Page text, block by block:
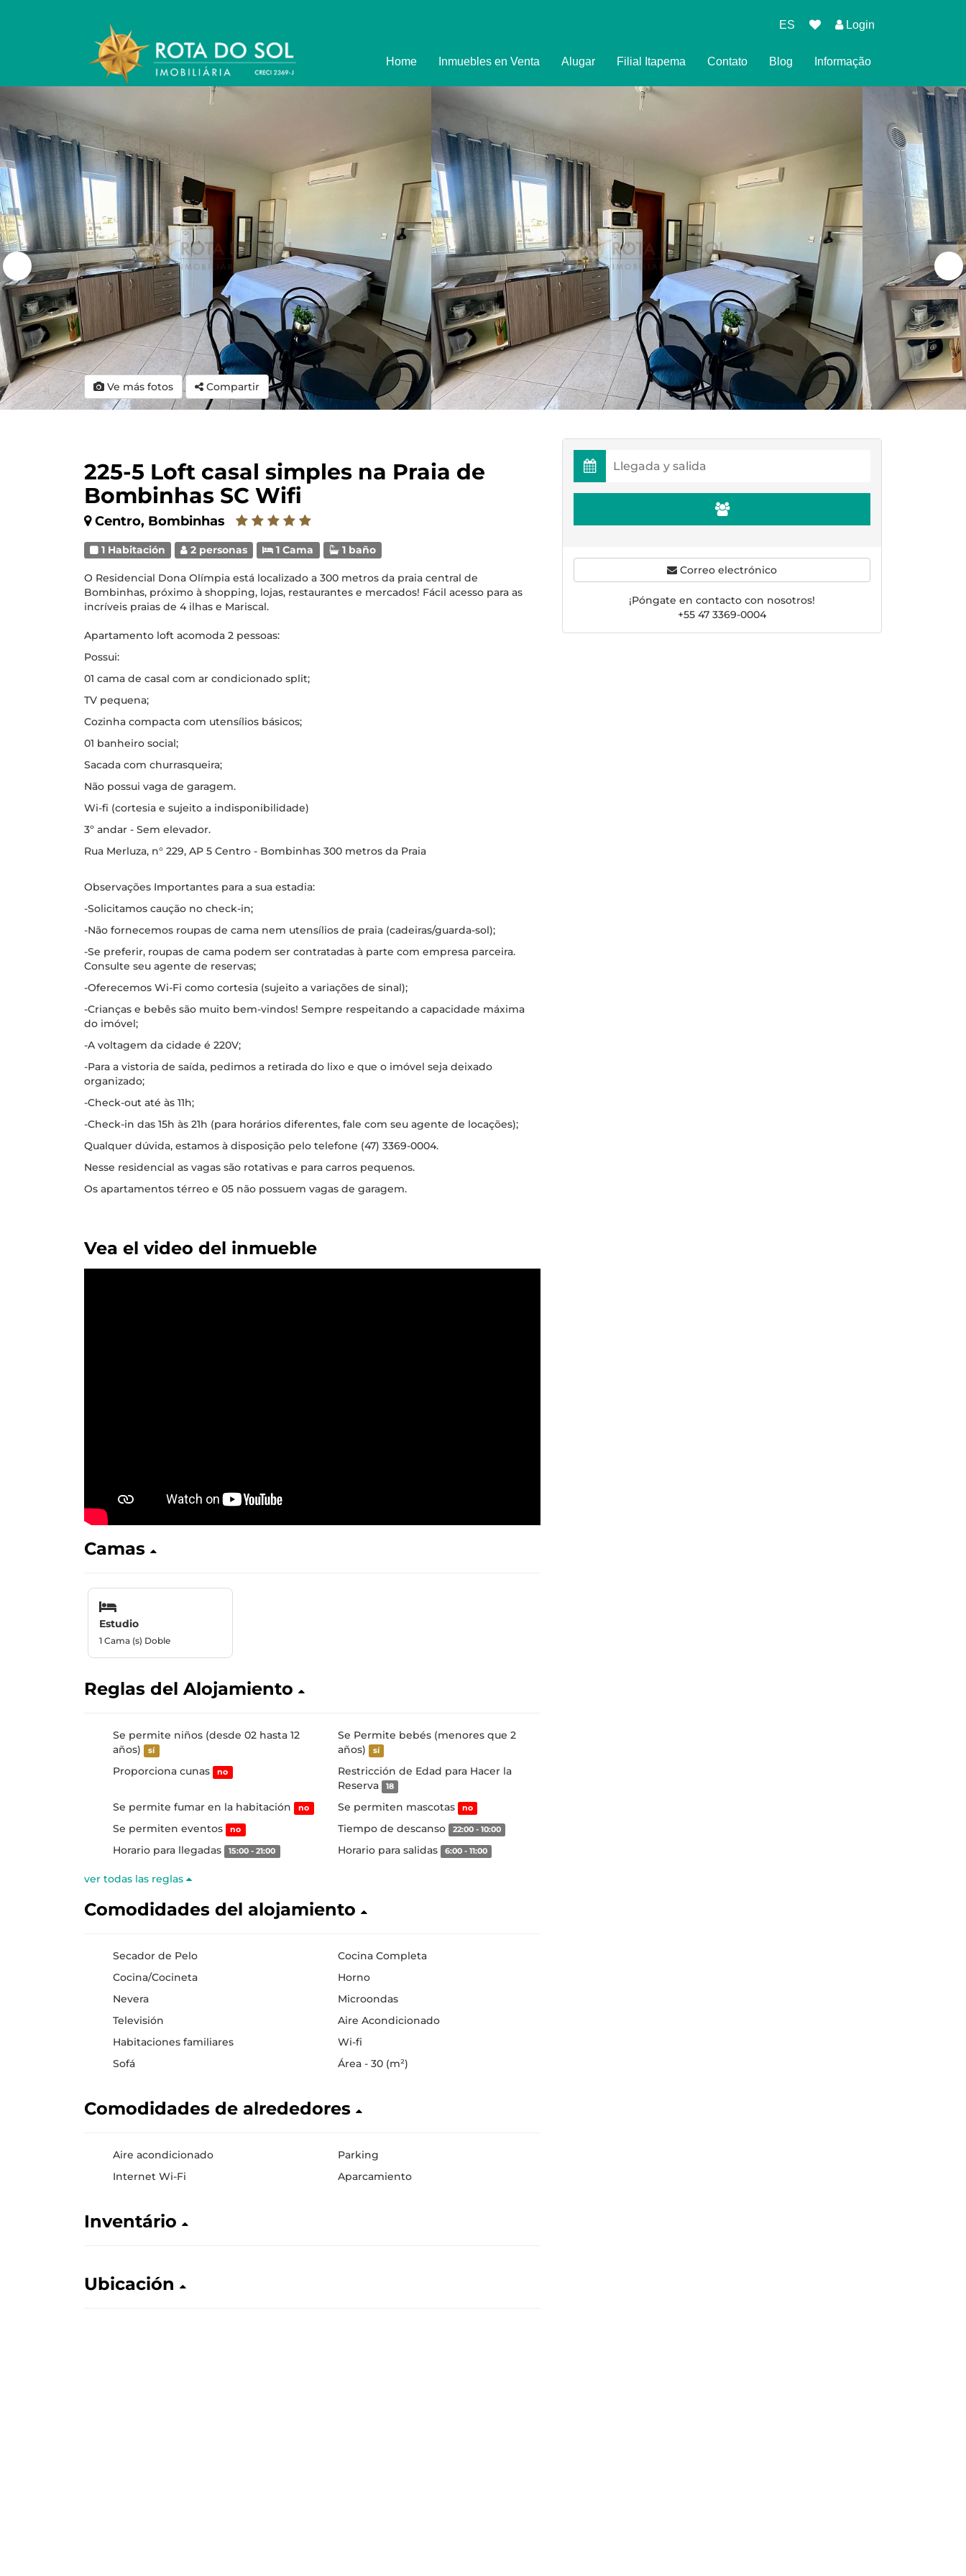
ES Login
Home Inmuebles en Venta Alugar
Imóveis
Formulário de Reserva
Termo e Condições para Reservar
Filial Itapema Contato Blog Informação
Ve más fotos Compartir
225-5 Loft casal simples na Praia de
Bombinhas SC Wifi
Centro, Bombinhas
1 Habitación 2 personas 1 Cama 1 baño
O Residencial Dona Olímpia está localizado a 300 metros da praia central de
Bombinhas, próximo à shopping, lojas, restaurantes e mercados! Fácil acesso para as
incríveis praias de 4 ilhas e Mariscal.
Apartamento loft acomoda 2 pessoas:
Possui:
01 cama de casal com ar condicionado split;
TV pequena;
Cozinha compacta com utensílios básicos;
01 banheiro social;
Sacada com churrasqueira;
Não possui vaga de garagem.
Wi-fi (cortesia e sujeito a indisponibilidade)
3º andar - Sem elevador.
Rua Merluza, n° 229, AP 5 Centro - Bombinhas 300 metros da Praia
Observações Importantes para a sua estadia:
-Solicitamos caução no check-in;
-Não fornecemos roupas de cama nem utensílios de praia (cadeiras/guarda-sol);
-Se preferir, roupas de cama podem ser contratadas à parte com empresa parceira.
Consulte seu agente de reservas;
-Oferecemos Wi-Fi como cortesia (sujeito a variações de sinal);
-Crianças e bebês são muito bem-vindos! Sempre respeitando a capacidade máxima
do imóvel;
-A voltagem da cidade é 220V;
-Para a vistoria de saída, pedimos a retirada do lixo e que o imóvel seja deixado
organizado;
-Check-out até às 11h;
-Check-in das 15h às 21h (para horários diferentes, fale com seu agente de locações);
Qualquer dúvida, estamos à disposição pelo telefone (47) 3369-0004.
Nesse residencial as vagas são rotativas e para carros pequenos.
Os apartamentos térreo e 05 não possuem vagas de garagem.
Vea el video del inmueble
Camas
Estudio
1 Cama (s) Doble
Reglas del Alojamiento
Se permite niños (desde 02 hasta 12
años)
sí
Se Permite bebés (menores que 2
años)
sí
Proporciona cunas no
Restricción de Edad para Hacer la
Reserva
18
Se permite fumar en la habitación no Se permiten mascotas no
Se permiten eventos no Tiempo de descanso 22:00 - 10:00
Horario para llegadas 15:00 - 21:00 Horario para salidas 6:00 - 11:00
ver todas las reglas
Comodidades del alojamiento
Secador de Pelo
Cocina Completa
Cocina/Cocineta
Horno
Nevera
Microondas
Televisión
Aire Acondicionado
Habitaciones familiares
Wi-fi
Sofá
Área - 30 (m²)
Comodidades de alrededores
Aire acondicionado
Parking
Internet Wi-Fi
Aparcamiento
Inventário
Ubicación
Correo electrónico
¡Póngate en contacto con nosotros!
+55 47 3369-0004